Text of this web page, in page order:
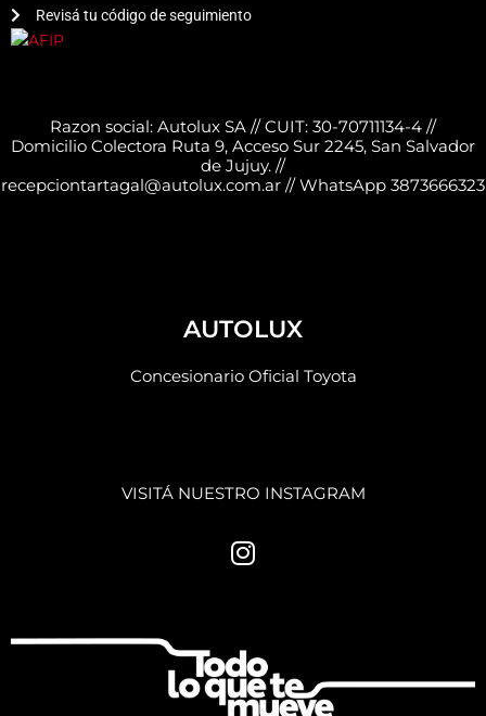
Revisá tu código de seguimiento
Razon social: Autolux SA // CUIT: 30-70711134-4 //
Domicilio Colectora Ruta 9, Acceso Sur 2245, San Salvador
de Jujuy. //
recepciontartagal@autolux.com.ar // WhatsApp 3873666323
AUTOLUX
Concesionario Oficial Toyota
VISITÁ NUESTRO INSTAGRAM
I
n
a
g
r